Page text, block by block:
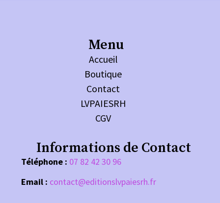
Menu
Accueil
Boutique
Contact
LVPAIESRH
CGV
Informations de Contact
Téléphone : 07 82 42 30 96
Email : contact@editionslvpaiesrh.fr